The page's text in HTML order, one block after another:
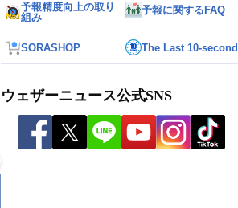
予報精度向上の取り
組み
予報に関するFAQ
SORASHOP The Last 10-second
ウェザーニュース公式SNS